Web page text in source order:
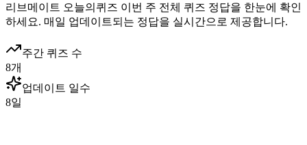
리브메이트 오늘의퀴즈 이번 주 전체 퀴즈 정답을 한눈에 확인
하세요. 매일 업데이트되는 정답을 실시간으로 제공합니다.
주간 퀴즈 수
8개
업데이트 일수
8일